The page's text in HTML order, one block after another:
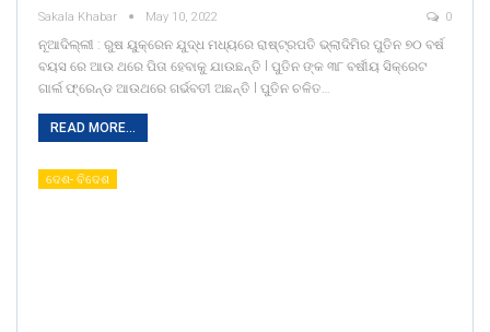
Sakala Khabar May 10, 2022 0
ନୂଆଦିଲ୍ଲୀ : ରୁଷ ୟୁକ୍ରେନ ଯୁଦ୍ଧ ମଧ୍ୟରେ ରାଷ୍ଟ୍ରପତି ଭ୍ଲାଦିମିର ପୁତିନ ୭୦ ବର୍ଷ
ବୟସ ରେ ଆଉ ଥରେ ପିତା ହେବାକୁ ଯାଉଛନ୍ତି l ପୁତିନ ଙ୍କ ୩୮ ବର୍ଷୀୟ ସିକ୍ରେଟ
ଗାର୍ଲ ଫ୍ରେନ୍ଡ ଆଉଥରେ ଗର୍ଭବତୀ ଅଛନ୍ତି l ପୁତିନ ଚଳିତ…
READ MORE...
ଦେଶ- ବିଦେଶ